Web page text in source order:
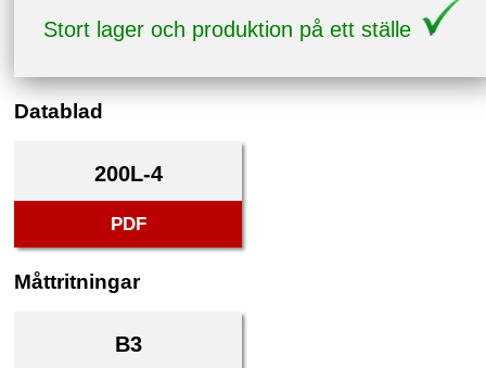
Stort lager och produktion på ett ställe
Datablad
200L-4
PDF
Måttritningar
B3